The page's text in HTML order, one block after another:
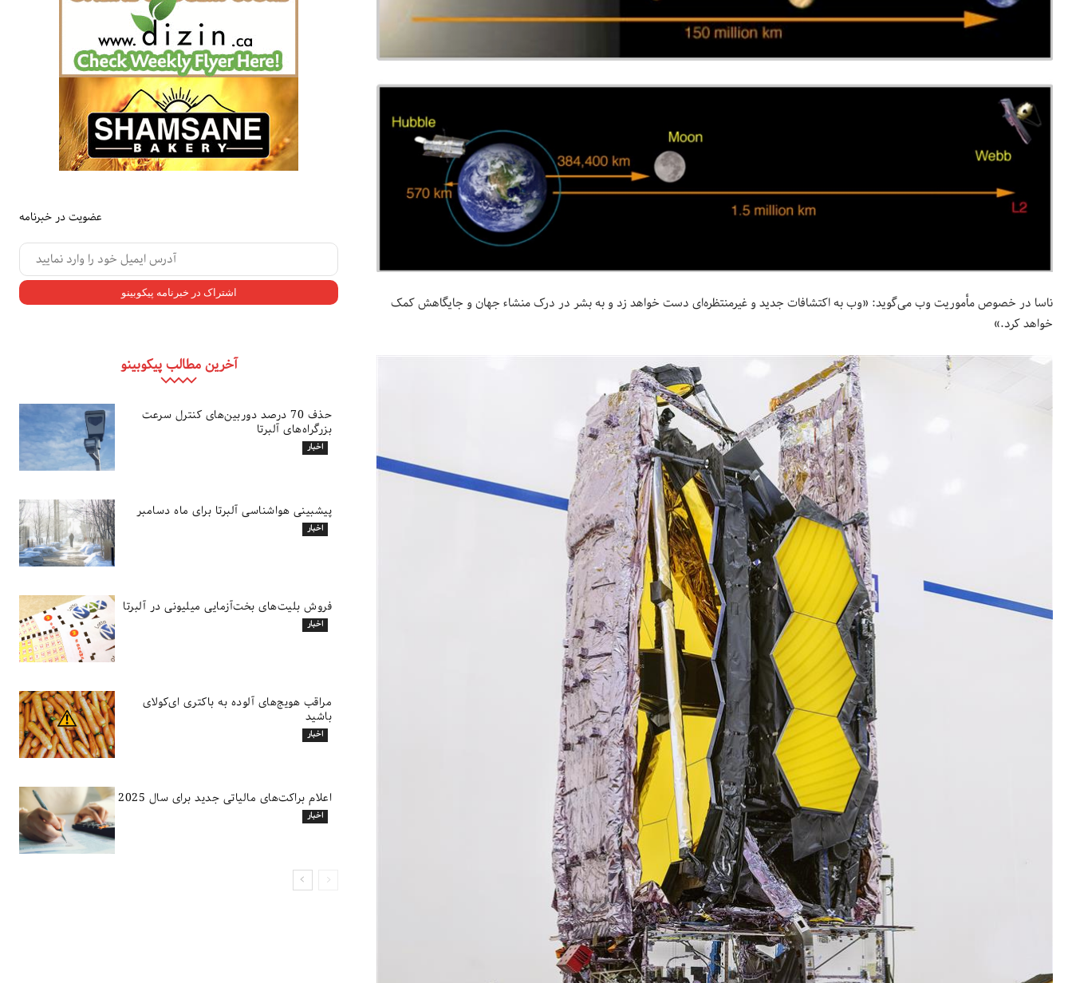
عضویت در خبرنامه
آخرین مطالب پیکوبینو
حذف 70 درصد دوربین‌های کنترل سرعت
بزرگراه‌های آلبرتا
اخبار
پیشبینی هواشناسی آلبرتا برای ماه دسامبر
اخبار
فروش بلیت‌های بخت‌آزمایی میلیونی در آلبرتا
اخبار
مراقب هویج‌های آلوده به باکتری ای‌کولای
باشید
اخبار
اعلام براکت‌های مالیاتی جدید برای سال 2025
اخبار
ناسا در خصوص مأموریت وب می‌گوید: «وب به اکتشافات جدید و غیرمنتظره‌ای دست خواهد زد و به بشر در درک منشاء جهان و جایگاهش کمک
خواهد کرد.»